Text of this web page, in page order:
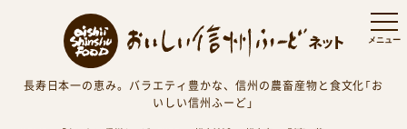
長寿日本一の恵み。バラエティ豊かな、信州の農畜産物と食文化「お
いしい信州ふーど」